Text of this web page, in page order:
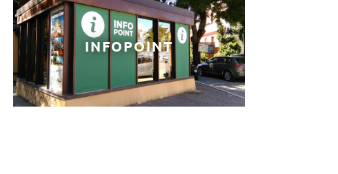
INFOPOINT